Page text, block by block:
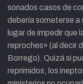
sonados casos de
debería someterse a
lugar de impedir que
reproches» (al decir
Borrego). Quizá si
reprimidos, los